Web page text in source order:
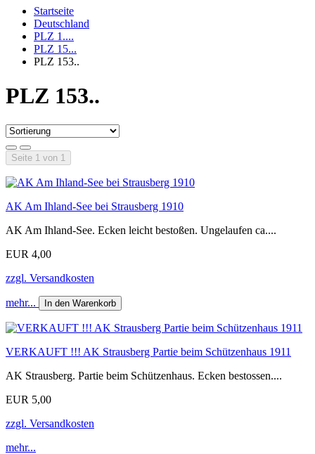
Startseite
Deutschland
PLZ 1....
PLZ 15...
PLZ 153..
PLZ 153..
Seite 1 von 1
AK Am Ihland-See bei Strausberg 1910
AK Am Ihland-See. Ecken leicht bestoßen. Ungelaufen ca....
EUR 4,00
zzgl. Versandkosten
mehr... In den Warenkorb
VERKAUFT !!! AK Strausberg Partie beim Schützenhaus 1911
AK Strausberg. Partie beim Schützenhaus. Ecken bestossen....
EUR 5,00
zzgl. Versandkosten
mehr...